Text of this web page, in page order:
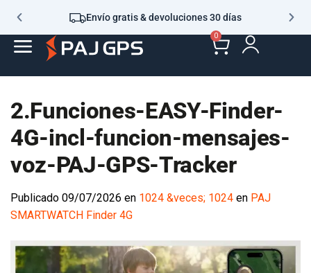
Envío gratis & devoluciones 30 días
0
2.Funciones-EASY-Finder-
4G-incl-funcion-mensajes-
voz-PAJ-GPS-Tracker
Publicado 09/07/2026 en 1024 &veces; 1024 en PAJ
SMARTWATCH Finder 4G